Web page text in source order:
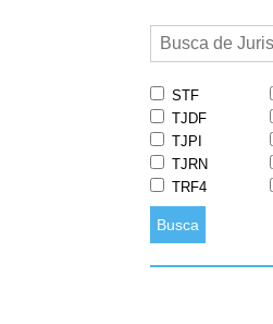
STF
TJDF
TJPI
TJRN
TRF4
Busca